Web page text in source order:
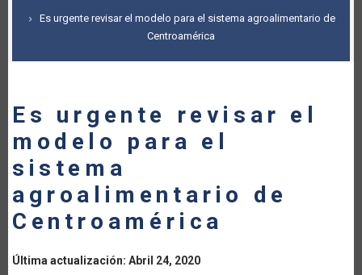
DE
AYUDA
LA
NAVEGACIÓN
Es urgente revisar el modelo para el sistema agroalimentario de
Centroamérica
Es urgente revisar el
modelo para el
sistema
agroalimentario de
Centroamérica
Última actualización: Abril 24, 2020